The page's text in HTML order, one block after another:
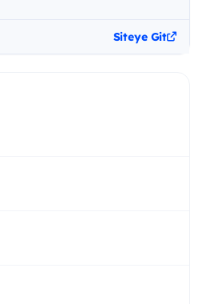
Siteye Git